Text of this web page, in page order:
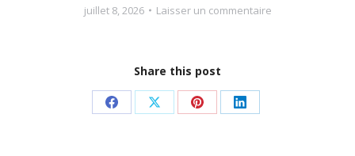
juillet 8, 2026
Laisser un commentaire
Share this post
PartagerPartagerPartagerPartager